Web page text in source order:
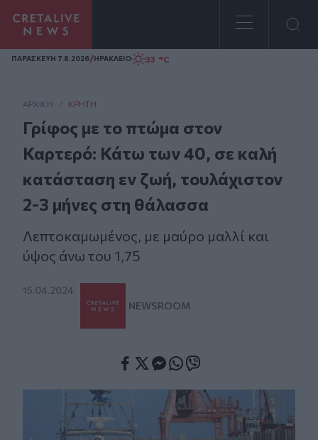
Homepage
ΠΑΡΑΣΚΕΥΗ 7.8.2026/ΗΡΑΚΛΕΙΟ 33 °C
ΑΡΧΙΚΗ / ΚΡΉΤΗ
Γρίφος με το πτώμα στον
Καρτερό: Κάτω των 40, σε καλή
κατάσταση εν ζωή, τουλάχιστον
2-3 μήνες στη θάλασσα
Λεπτοκαμωμένος, με μαύρο μαλλί και
ύψος άνω του 1,75
15.04.2024
NEWSROOM